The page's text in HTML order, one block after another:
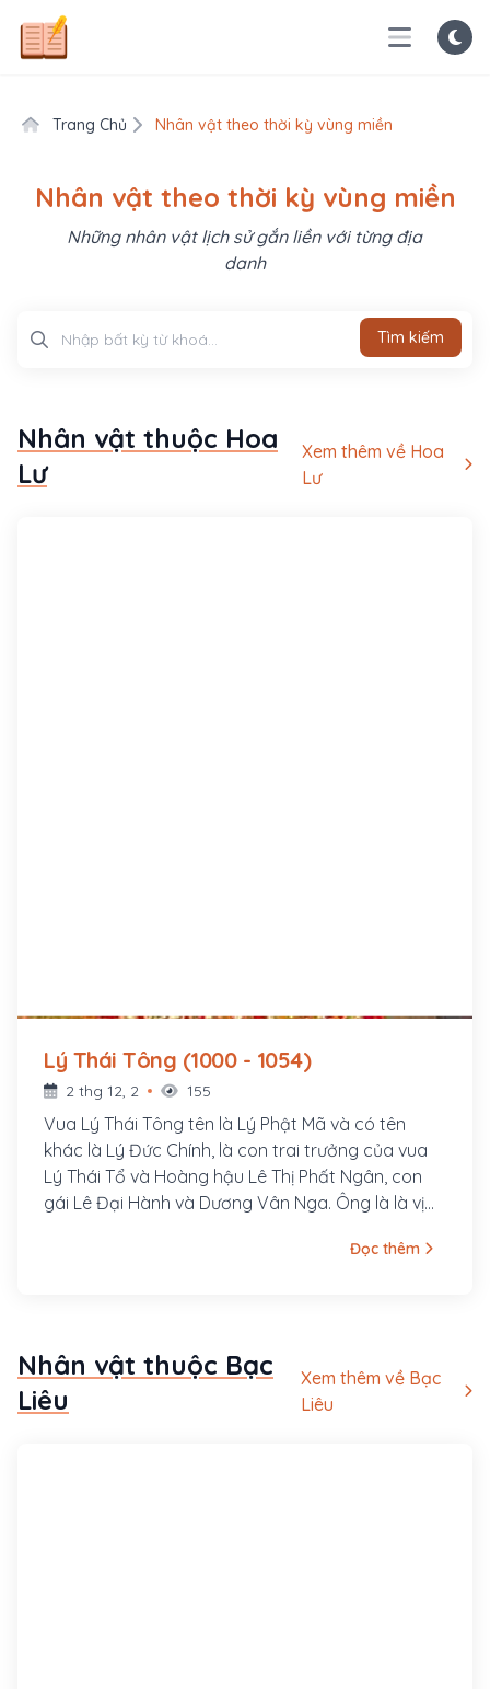
Trang Chủ Nhân vật theo thời kỳ vùng miền
Nhân vật theo thời kỳ vùng miền
Những nhân vật lịch sử gắn liền với từng địa
danh
Tìm kiếm
Nhân vật thuộc Hoa
Lư
Xem thêm về Hoa
Lư
Lý Thái Tông (1000 - 1054)
2 thg 12, 2 155
Vua Lý Thái Tông tên là Lý Phật Mã và có tên
khác là Lý Đức Chính, là con trai trưởng của vua
Lý Thái Tổ và Hoàng hậu Lê Thị Phất Ngân, con
gái Lê Đại Hành và Dương Vân Nga. Ông là là vị
Việt Nam, cai trị từ năm 1028 đến năm 1054. Ông
Lư (Ninh Bình ngày nay).
Đọc thêm
Nhân vật thuộc Bạc
Liêu
Xem thêm về Bạc
Liêu